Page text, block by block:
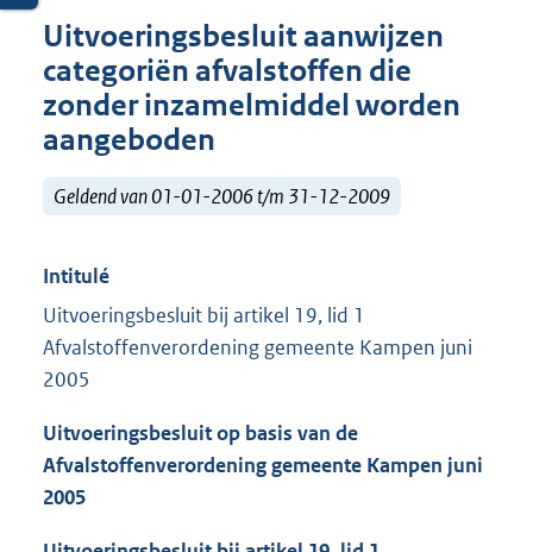
Uitvoeringsbesluit aanwijzen
categoriën afvalstoffen die
zonder inzamelmiddel worden
aangeboden
Geldend van 01-01-2006 t/m 31-12-2009
Intitulé
Uitvoeringsbesluit bij artikel 19, lid 1
Afvalstoffenverordening gemeente Kampen juni
2005
Uitvoeringsbesluit op basis van de
Afvalstoffenverordening gemeente Kampen juni
2005